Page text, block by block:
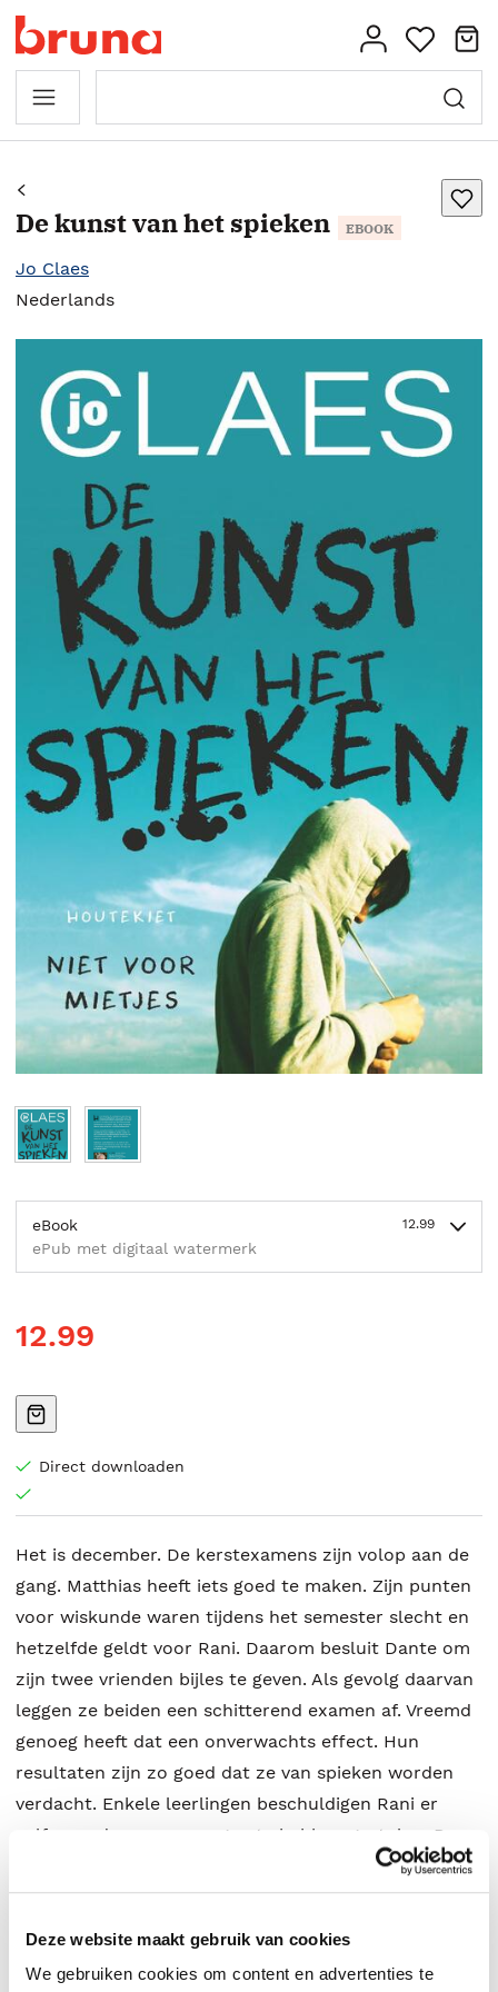
Deze website maakt gebruik van cookies
We gebruiken cookies om content en advertenties te
De kunst van het spieken EBOOK
Jo Claes
Nederlands
eBook 12.99
ePub met digitaal watermerk
12.99
Direct downloaden
Het is december. De kerstexamens zijn volop aan de
gang. Matthias heeft iets goed te maken. Zijn punten
voor wiskunde waren tijdens het semester slecht en
hetzelfde geldt voor Rani. Daarom besluit Dante om
zijn twee vrienden bijles te geven. Als gevolg daarvan
leggen ze beiden een schitterend examen af. Vreemd
genoeg heeft dat een onverwachts effect. Hun
resultaten zijn zo goed dat ze van spieken worden
verdacht. Enkele leerlingen beschuldigen Rani er
zelfs van de examenvragen te hebben gestolen. De
directeur dreigt met een zware straf. Matthias en
Dante stellen alles in het werk om uit te zoeken wie
de echte daders zijn, maar slagen daar niet in. Tot